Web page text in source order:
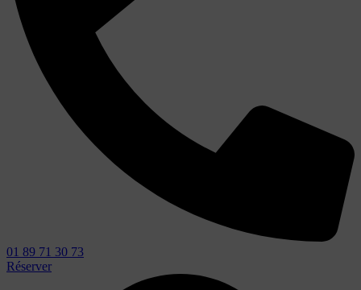
01 89 71 30 73
Réserver